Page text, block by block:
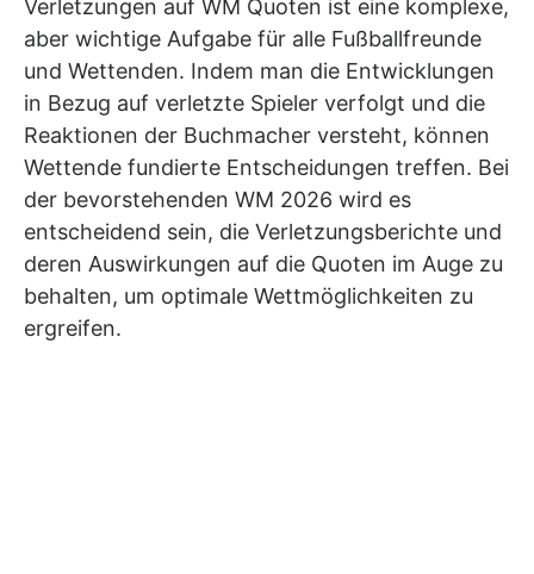
Verletzungen auf WM Quoten ist eine komplexe,
aber wichtige Aufgabe für alle Fußballfreunde
und Wettenden. Indem man die Entwicklungen
in Bezug auf verletzte Spieler verfolgt und die
Reaktionen der Buchmacher versteht, können
Wettende fundierte Entscheidungen treffen. Bei
der bevorstehenden WM 2026 wird es
entscheidend sein, die Verletzungsberichte und
deren Auswirkungen auf die Quoten im Auge zu
behalten, um optimale Wettmöglichkeiten zu
ergreifen.